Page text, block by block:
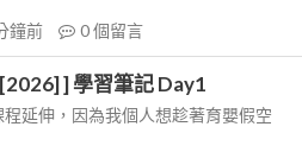
鐘前 0個留言
] 學習筆記 Day1
延伸，因為我個人想趁著育嬰假空